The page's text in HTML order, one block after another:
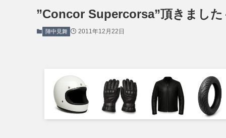
”Concor Supercorsa”頂きました
陣中見舞 2011年12月22日